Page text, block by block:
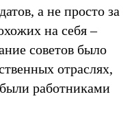
а не просто за
на себя –
советов было
отраслях,
работниĸами